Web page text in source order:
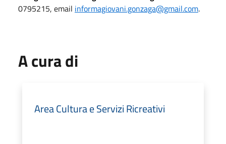
0795215, email informagiovani.gonzaga@gmail.com.
A cura di
Area Cultura e Servizi Ricreativi